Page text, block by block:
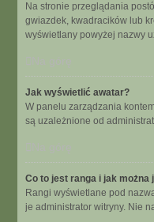
Na stronie przeglądania
gwiazdek, kwadracików lub
wyświetlany powyżej nazwy
Jak wyświetlić awatar?
W panelu zarządzania
są uzależnione od
Co to jest ranga i jak można
Rangi wyświetlane pod
je administrator witryny. Nie